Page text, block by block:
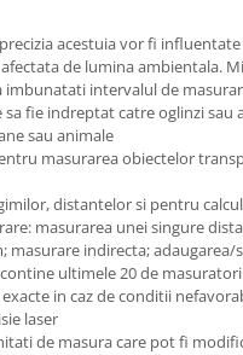
acestuia vor fi
de lumina ambientala.
imbunatati intervalul de
sa fie indreptat catre oglinzi sau
sau animale
masurarea obiectelor
distantelor si pentru
masurarea unei singure
masurare indirecta; adaugarea/
ultimele 20 de masuratori
in caz de conditii
laser
de masura care pot fi